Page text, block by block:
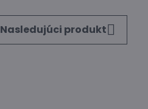
Nasledujúci produkt